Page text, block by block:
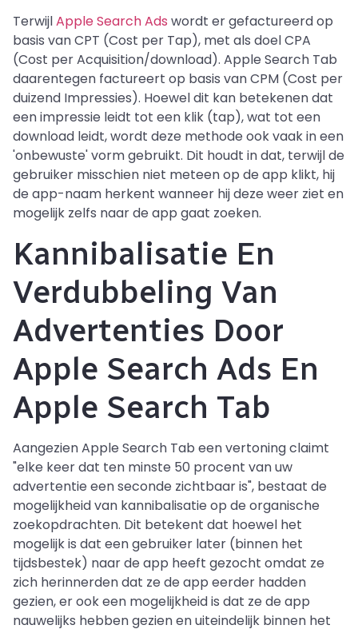
TerwijlApple Search Ads wordt er gefactureerd op
basis van CPT (Cost per Tap), met als doel CPA
(Cost per Acquisition/download). Apple Search Tab
daarentegen factureert op basis van CPM (Cost per
duizend Impressies). Hoewel dit kan betekenen dat
een impressie leidt tot een klik (tap), wat tot een
download leidt, wordt deze methode ook vaak in een
'onbewuste' vorm gebruikt. Dit houdt in dat, terwijl de
gebruiker misschien niet meteen op de app klikt, hij
de app-naam herkent wanneer hij deze weer ziet en
mogelijk zelfs naar de app gaat zoeken.
Kannibalisatie En
Verdubbeling Van
Advertenties Door
Apple Search Ads En
Apple Search Tab
Aangezien Apple Search Tab een vertoning claimt
"elke keer dat ten minste 50 procent van uw
advertentie een seconde zichtbaar is", bestaat de
mogelijkheid van kannibalisatie op de organische
zoekopdrachten. Dit betekent dat hoewel het
mogelijk is dat een gebruiker later (binnen het
tijdsbestek) naar de app heeft gezocht omdat ze
zich herinnerden dat ze de app eerder hadden
gezien, er ook een mogelijkheid is dat ze de app
nauwelijks hebben gezien en uiteindelijk binnen het